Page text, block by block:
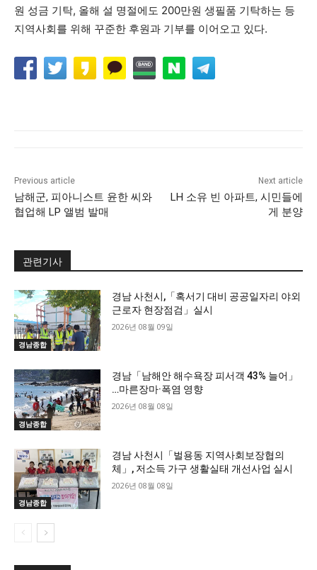
원 성금 기탁, 올해 설 명절에도 200만원 생필품 기탁하는 등
지역사회를 위해 꾸준한 후원과 기부를 이어오고 있다.
Previous article
남해군, 피아니스트 윤한 씨와
협업해 LP 앨범 발매
Next article
LH 소유 빈 아파트, 시민들에
게 분양
관련기사
경남종합
경남 사천시,「혹서기 대비 공공일자리 야외
근로자 현장점검」실시
2026년 08월 09일
경남종합
경남「남해안 해수욕장 피서객 43% 늘어」
…마른장마·폭염 영향
2026년 08월 08일
경남종합
경남 사천시「벌용동 지역사회보장협의
체」, 저소득 가구 생활실태 개선사업 실시
2026년 08월 08일